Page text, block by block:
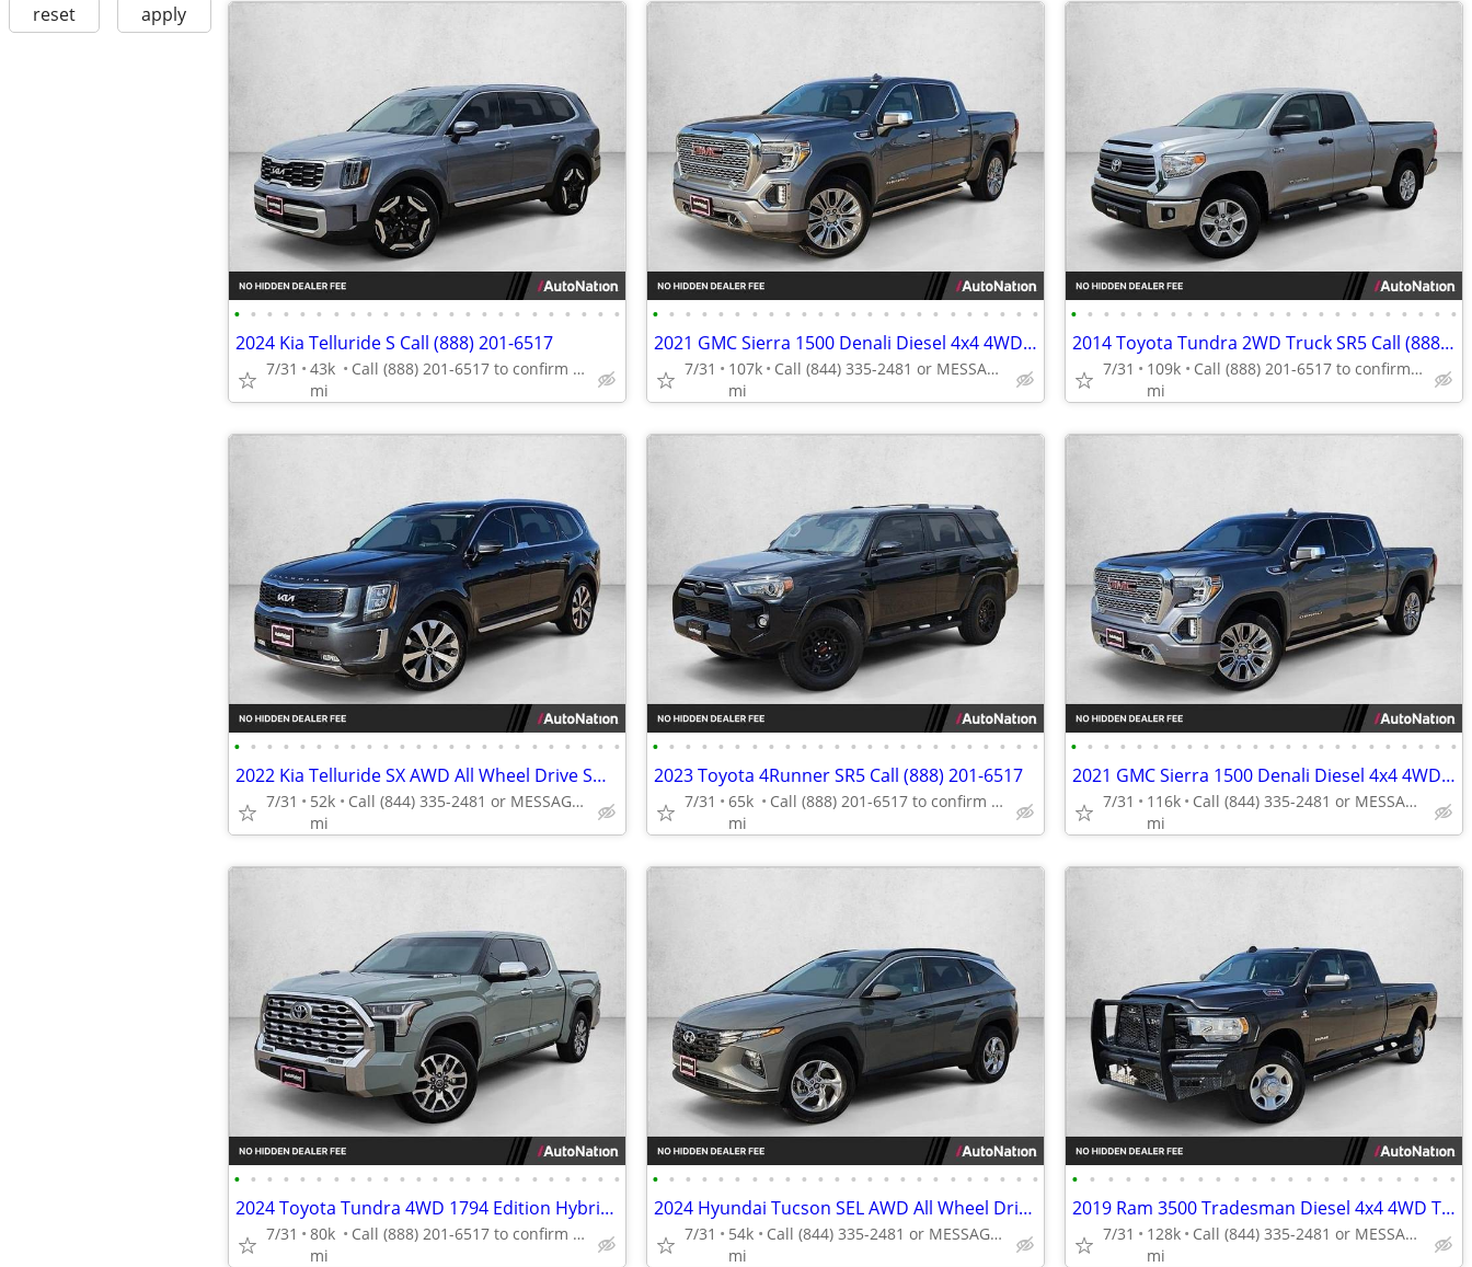
reset apply
• • • • • • • • • • • • • • • • • • • • • • • •
2024 Kia Telluride S Call (888) 201-6517
7/31
43k
mi
Call (888) 201-6517 to confirm availability - May 14th
• • • • • • • • • • • • • • • • • • • • • • • •
2021 GMC Sierra 1500 Denali Diesel 4x4 4WD Truck Crew cab AUTONATION
7/31
107k
mi
Call (844) 335-2481 or MESSAGE/CHAT to confirm availability
• • • • • • • • • • • • • • • • • • • • • • • •
2014 Toyota Tundra 2WD Truck SR5 Call (888) 201-6517
7/31
109k
mi
Call (888) 201-6517 to confirm availability - May 14th
• • • • • • • • • • • • • • • • • • • • • • • •
2022 Kia Telluride SX AWD All Wheel Drive SUV AUTONATION
7/31
52k
mi
Call (844) 335-2481 or MESSAGE/CHAT to confirm availability
• • • • • • • • • • • • • • • • • • • • • • • •
2023 Toyota 4Runner SR5 Call (888) 201-6517
7/31
65k
mi
Call (888) 201-6517 to confirm availability - May 14th
• • • • • • • • • • • • • • • • • • • • • • • •
2021 GMC Sierra 1500 Denali Diesel 4x4 4WD Truck Crew cab AUTONATION
7/31
116k
mi
Call (844) 335-2481 or MESSAGE/CHAT to confirm availability
• • • • • • • • • • • • • • • • • • • • • • • •
2024 Toyota Tundra 4WD 1794 Edition Hybrid Call (888) 201-6517
7/31
80k
mi
Call (888) 201-6517 to confirm availability - May 14th
• • • • • • • • • • • • • • • • • • • • • • • •
2024 Hyundai Tucson SEL AWD All Wheel Drive SUV AUTONATION
7/31
54k
mi
Call (844) 335-2481 or MESSAGE/CHAT to confirm availability
• • • • • • • • • • • • • • • • • • • • • •
2019 Ram 3500 Tradesman Diesel 4x4 4WD Truck Dodge Crew cab AUTONATION
7/31
128k
mi
Call (844) 335-2481 or MESSAGE/CHAT to confirm availability